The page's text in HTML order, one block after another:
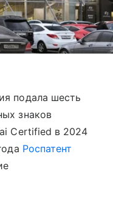
подала шесть
знаков
Certified в 2024
Роспатент